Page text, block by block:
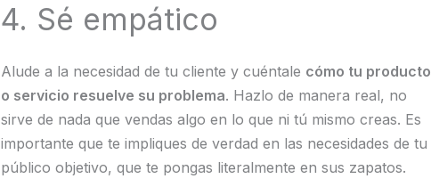
4. Sé empático
Alude a la necesidad de tu cliente y cuéntale cómo tu producto
o servicio resuelve su problema. Hazlo de manera real, no
sirve de nada que vendas algo en lo que ni tú mismo creas. Es
importante que te impliques de verdad en las necesidades de tu
público objetivo, que te pongas literalmente en sus zapatos.